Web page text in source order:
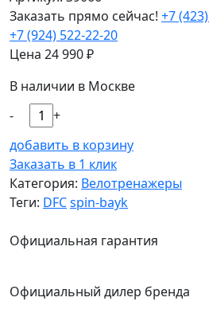
Заказать прямо сейчас! +7
+7 (924) 522-22-20
Цена 24 990₽
В наличии в Москве
-
+
добавить в корзину
Заказать в 1 клик
Категория: Велотренажеры
Теги: DFCspin-bayk
Официальная гарантия
Официальный дилер бренда